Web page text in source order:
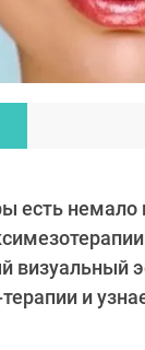
есть немало
визуальный
и